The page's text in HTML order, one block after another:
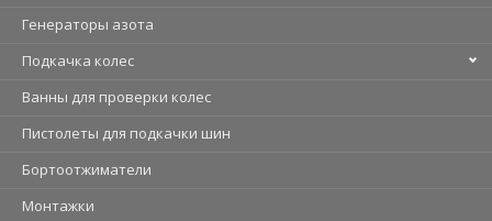
Генераторы азота
Подкачка колес
Ванны для проверки колес
Пистолеты для подкачки шин
Бортоотжиматели
Монтажки